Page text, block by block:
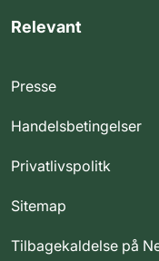
Relevant
Presse
Handelsbetingelser
Privatlivspolitk
Sitemap
Tilbagekaldelse på